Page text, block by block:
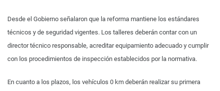
Desde el Gobierno señalaron que la reforma mantiene los estándares
técnicos y de seguridad vigentes. Los talleres deberán contar con un
director técnico responsable, acreditar equipamiento adecuado y cumplir
con los procedimientos de inspección establecidos por la normativa.
En cuanto a los plazos, los vehículos 0 km deberán realizar su primera